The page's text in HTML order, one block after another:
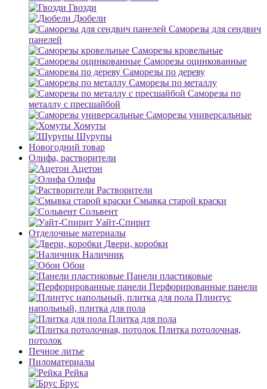
Гвозди
Дюбели
Саморезы для сендвич
панелей
Саморезы кровельные
Саморезы оцинкованные
Саморезы по дереву
Саморезы по металлу
Саморезы по
металлу с пресшайбой
Саморезы универсальные
Хомуты
Шурупы
Новогодний товар
Олифа, растворители
Ацетон
Олифа
Растворители
Смывка старой краски
Сольвент
Уайт-Спирит
Отделочные материалы
Двери, коробки
Наличник
Обои
Панели пластиковые
Перфорированные панели
Плинтус
напольный, плитка для пола
Плитка для пола
Плитка потолочная,
потолок
Печное литье
Пиломатериалы
Рейка
Брус